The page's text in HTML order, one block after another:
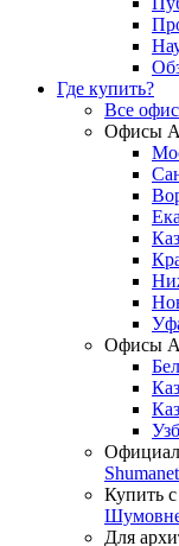
Где купить?
Все
Офисы
Офисы
Купить
Для